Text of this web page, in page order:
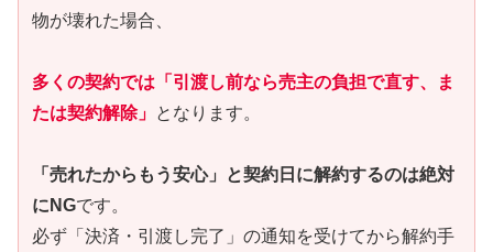
物が壊れた場合、
多くの契約では「引渡し前なら売主の負担で直す、ま
たは契約解除」 となります。
「売れたからもう安心」と契約日に解約するのは絶対
にNGです。
必ず「決済・引渡し完了」の通知を受けてから解約手